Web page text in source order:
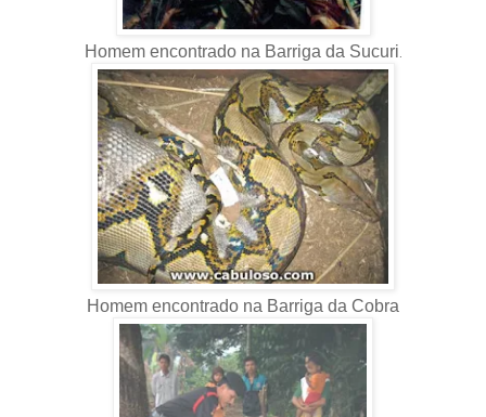
Homem encontrado na Barriga da Sucuri
Homem encontrado na Barriga da Cobra